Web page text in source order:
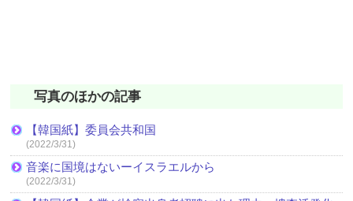
写真のほかの記事
【韓国紙】委員会共和国
(2022/3/31)
音楽に国境はないーイスラエルから
(2022/3/31)